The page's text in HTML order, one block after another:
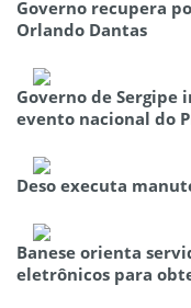
Governo recupera
Orlando Dantas
Governo de Sergipe
evento nacional do
Deso executa
Banese orienta
eletrônicos para